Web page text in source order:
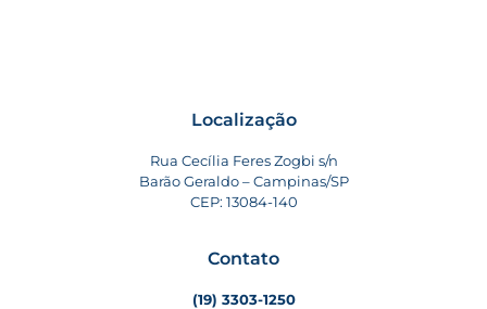
Localização
Rua Cecília Feres Zogbi s/n
Barão Geraldo – Campinas/SP
CEP: 13084-140
Contato
(19) 3303-1250